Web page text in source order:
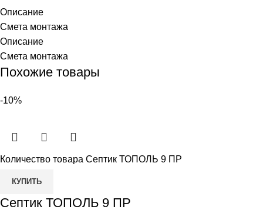
Описание
Смета монтажа
Описание
Смета монтажа
Похожие товары
-10%
Количество товара Септик ТОПОЛЬ 9 ПР
КУПИТЬ
Септик ТОПОЛЬ 9 ПР